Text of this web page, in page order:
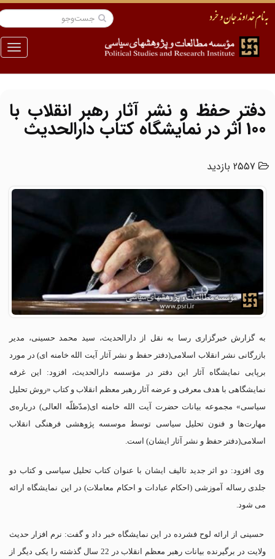
منو
دفتر حفظ و نشر آثار رهبر انقلاب با
100 اثر در نمایشگاه کتاب دارالحدیث
2557 بازدید
به گزارش خبرگزاری رسا به نقل از دارالحدیث، سید محمد حسینی، مدیر
بازرگانی نشر انقلاب اسلامی(دفتر حفظ و نشر آثار آیت الله خامنه ای) در مورد
برپایی نمایشگاه آثار این دفتر در مؤسسه دارالحدیث، افزود: این غرفه
نمایشگاهی با هدف معرفی و عرضه آثار رهبر معظم انقلاب و کتاب «روش تحلیل
سیاسی» مجموعه بیانات حضرت آیت الله خامنه ای(مدّظلّه العالی) درباره‌ی
مهارت‌ها و فنون تحلیل سیاسی توسط موسسه پژوهشی فرهنگی انقلاب
اسلامی(دفتر حفظ و نشر آثار ایشان) است.
وی افزود: دو اثر جدید تالیف ایشان با عنوان کتاب تحلیل سیاسی و کتاب دو
جلدی رساله آموزشی (احکام عبادات و احکام معاملات) در این نمایشگاه ارائه
می شود.
حسینی از ارائه لوح فشرده در این نمایشگاه خبر داد و گفت: نرم افزار حدیث
ولایت در برگیرنده بیانات رهبر معظم انقلاب در 22 سال گذشته را یکی دیگر از